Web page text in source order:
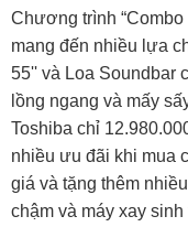
Chương trình “Combo
mang đến nhiều lựa
55'' và Loa Soundbar
lồng ngang và mấy
Toshiba chỉ
nhiều ưu đãi khi mua
giá và tặng thêm
chậm và máy xay